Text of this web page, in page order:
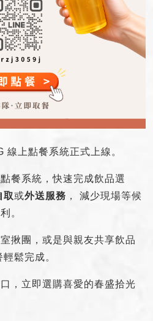
上點餐系統正式上線。
餐系統，快速完成飲品選
取或外送服務 ， 減少現場等候
。
揪團，或是與親友共享飲品
鬆完成。
，立即選購喜愛的春盛拾光